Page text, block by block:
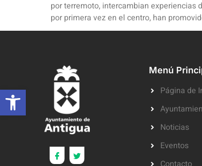
por terremoto, intercambian experiencias
por primera vez en el centro, han
Menú
Página de
Noticias
Eventos
Abrir barra de herramientas